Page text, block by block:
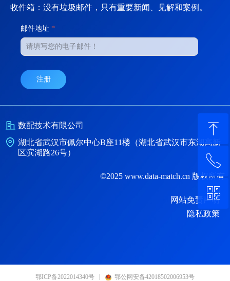
数配技术有限公司
湖北省武汉市佩尔中心B座11楼（湖北省武汉市东湖高新
区滨湖路26号）
©2025 www.data-match.cn 版权所有
网站免责声明
隐私政策
收件箱：没有垃圾邮件，只有重要新闻、见解和案例。
邮件地址 *
注册
鄂ICP备2022014340号 鄂公网安备42018502006953号
ꁸ
回到顶部
ꂅ
400-1600-575
ꀥ